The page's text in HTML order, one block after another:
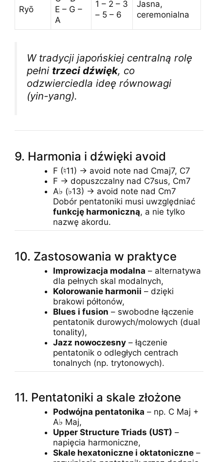
Ryō
E – G –
A
1 – 2 – 3
– 5 – 6
Jasna,
ceremonialna
W tradycji japońskiej centralną rolę
pełni trzeci dźwięk, co
odzwierciedla ideę równowagi
(yin-yang).
9. Harmonia i dźwięki avoid
F (♮11) → avoid note nad Cmaj7, C7
F → dopuszczalny nad C7sus, Cm7
A♭ (♭13) → avoid note nad Cm7
Dobór pentatoniki musi uwzględniać
funkcję harmoniczną, a nie tylko
nazwę akordu.
10. Zastosowania w praktyce
Improwizacja modalna – alternatywa
dla pełnych skal modalnych,
Kolorowanie harmonii – dzięki
brakowi półtonów,
Blues i fusion – swobodne łączenie
pentatonik durowych/molowych (dual
tonality),
Jazz nowoczesny – łączenie
pentatonik o odległych centrach
tonalnych (np. trytonowych).
11. Pentatoniki a skale złożone
Podwójna pentatonika – np. C Maj +
A♭ Maj,
Upper Structure Triads (UST) –
napięcia harmoniczne,
Skale hexatoniczne i oktatoniczne –